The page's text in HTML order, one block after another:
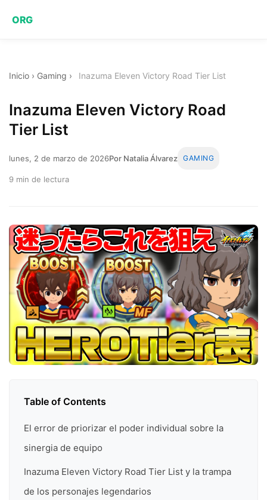
ORG
Inicio › Gaming › Inazuma Eleven Victory Road Tier List
Inazuma Eleven Victory Road
Tier List
lunes, 2 de marzo de 2026Por Natalia Álvarez GAMING
9 min de lectura
Table of Contents
El error de priorizar el poder individual sobre la
sinergia de equipo
Inazuma Eleven Victory Road Tier List y la trampa
de los personajes legendarios